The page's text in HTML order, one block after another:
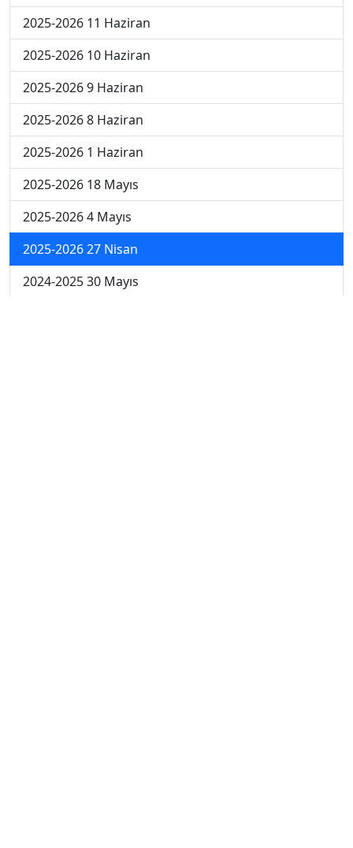
2025-2026 11 Haziran
2025-2026 10 Haziran
2025-2026 9 Haziran
2025-2026 8 Haziran
2025-2026 1 Haziran
2025-2026 18 Mayıs
2025-2026 4 Mayıs
2025-2026 27 Nisan
2024-2025 30 Mayıs